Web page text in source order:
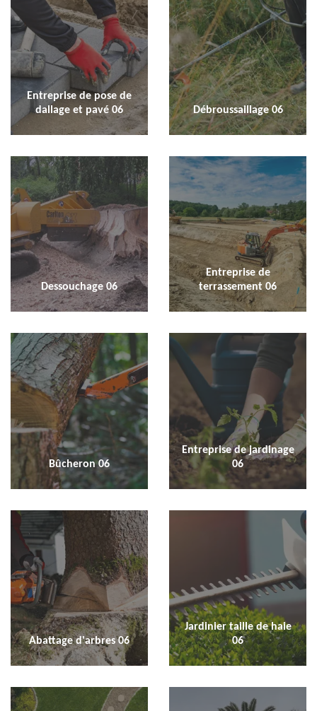
Entreprise de pose de
dallage et pavé 06
Débroussaillage 06
Dessouchage 06
Entreprise de
terrassement 06
Bûcheron 06
Entreprise de jardinage
06
Abattage d'arbres 06
Jardinier taille de haie
06